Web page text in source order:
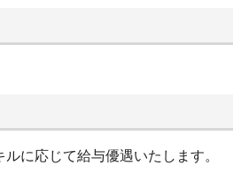
に応じて給与優遇いたします。